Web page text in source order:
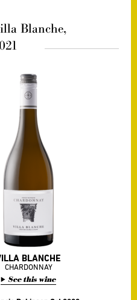
Blanche,
BLANCHE
CHARDONNAY
See this wine